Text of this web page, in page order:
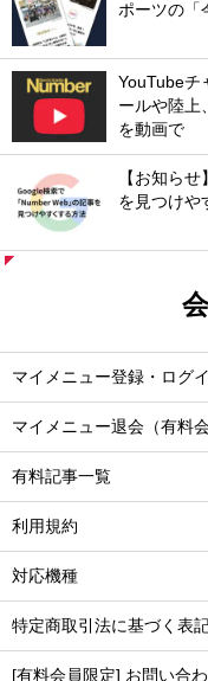
ポーツの「
YouTubeチ
ールや陸上
を動画で
【お知ら
を見つけや
マイメニュー登録・ログ
マイメニュー退会（有料会
有料記事一覧
利用規約
対応機種
特定商取引法に基づく表
[有料会員限定] お問い合